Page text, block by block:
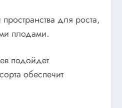
для роста,
плодами.
подойдет
обеспечит